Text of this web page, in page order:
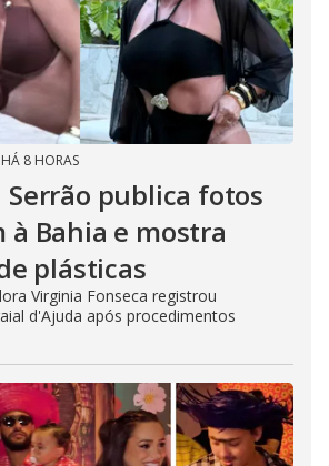
HÁ 8 HORAS
publica fotos
à Bahia e mostra
plásticas
Virginia Fonseca registrou
d'Ajuda após procedimentos